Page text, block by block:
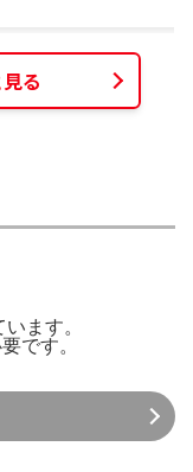
る
ます。
です。